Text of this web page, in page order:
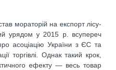
мораторій на експорт лісу-
урядом у 2015 р. всупереч
асоціацію України з ЄС та
торгівлі. Однак такий крок,
ефекту — весь товар